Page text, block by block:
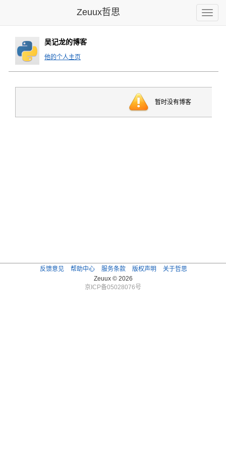
Toggle
Zeuux哲思
吴记龙的博客
他的个人主页
暂时没有博客
反馈意见 帮助中心 服务条款 版权声明
关于哲思
Zeuux © 2026
京ICP备05028076号